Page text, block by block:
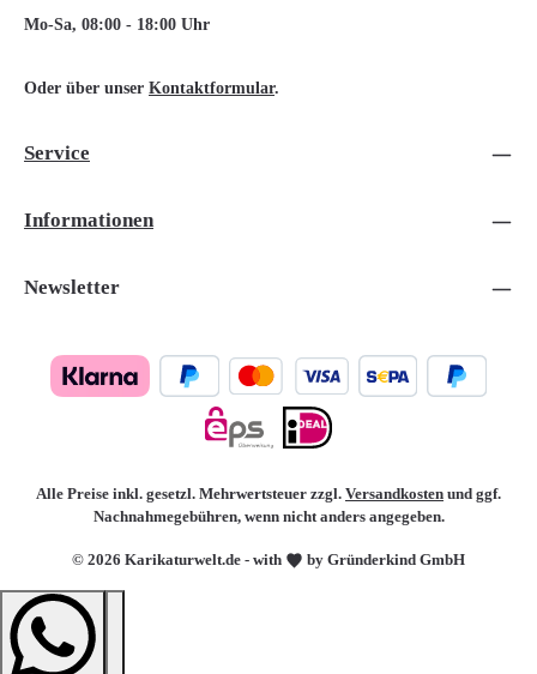
Mo-Sa, 08:00 - 18:00 Uhr
Oder über unser Kontaktformular.
Service
Informationen
Newsletter
© 2026 Karikaturwelt.de - with by Gründerkind GmbH
Alle Preise inkl. gesetzl. Mehrwertsteuer zzgl. Versandkosten und ggf.
Nachnahmegebühren, wenn nicht anders angegeben.